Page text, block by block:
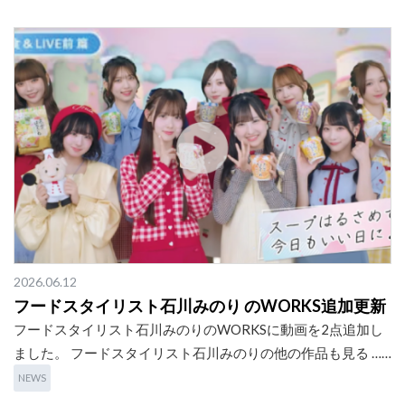
2026.06.12
フードスタイリスト石川みのり のWORKS追加更新
フードスタイリスト石川みのりのWORKSに動画を2点追加し
ました。 フードスタイリスト石川みのりの他の作品も見る ……
NEWS